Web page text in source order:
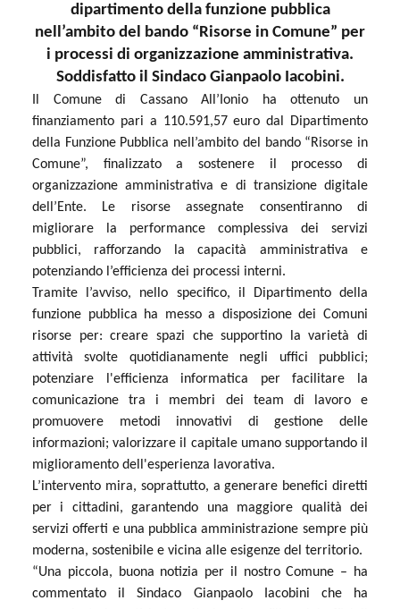
dipartimento della funzione pubblica
nell’ambito del bando “Risorse in Comune” per
i processi di organizzazione amministrativa.
Soddisfatto il Sindaco Gianpaolo Iacobini.
Il Comune di Cassano All’Ionio ha ottenuto un
finanziamento pari a 110.591,57 euro dal Dipartimento
della Funzione Pubblica nell’ambito del bando “Risorse in
Comune”, finalizzato a sostenere il processo di
organizzazione amministrativa e di transizione digitale
dell’Ente. Le risorse assegnate consentiranno di
migliorare la performance complessiva dei servizi
pubblici, rafforzando la capacità amministrativa e
potenziando l’efficienza dei processi interni.
Tramite l’avviso, nello specifico, il Dipartimento della
funzione pubblica ha messo a disposizione dei Comuni
risorse per: creare spazi che supportino la varietà di
attività svolte quotidianamente negli uffici pubblici;
potenziare l'efficienza informatica per facilitare la
comunicazione tra i membri dei team di lavoro e
promuovere metodi innovativi di gestione delle
informazioni; valorizzare il capitale umano supportando il
miglioramento dell'esperienza lavorativa.
L’intervento mira, soprattutto, a generare benefici diretti
per i cittadini, garantendo una maggiore qualità dei
servizi offerti e una pubblica amministrazione sempre più
moderna, sostenibile e vicina alle esigenze del territorio.
“Una piccola, buona notizia per il nostro Comune – ha
commentato il Sindaco Gianpaolo Iacobini che ha